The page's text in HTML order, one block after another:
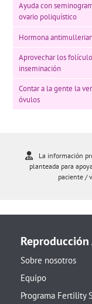
Ayuda con
ovario poliquístico
Hormona
Aprovechar los
inseminación
Contar a la gente la
óvulos
La información
planteada para
paciente /
Reproducción
Sobre nosotros
Equipo
Programa Fertility